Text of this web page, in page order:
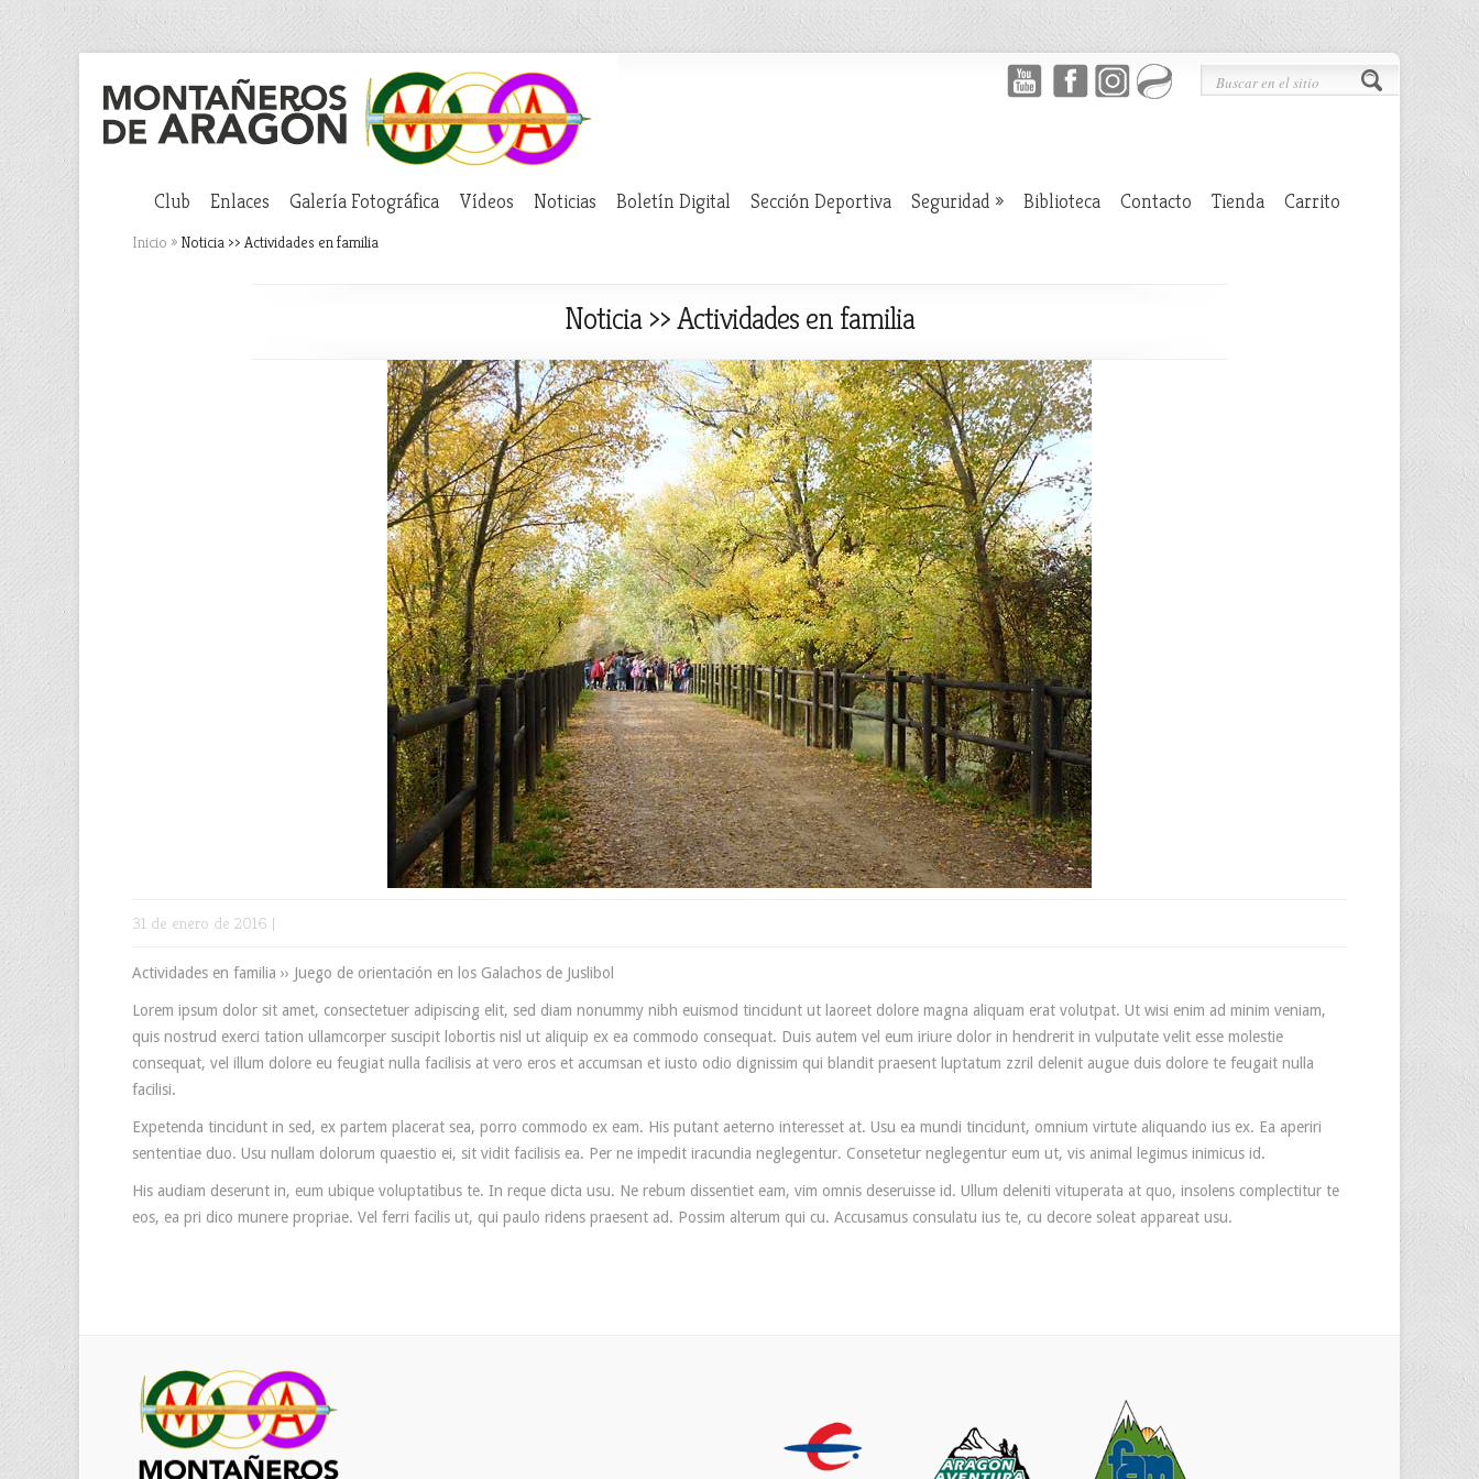
Club Enlaces Galería Fotográfica Vídeos Noticias Boletín Digital Sección Deportiva Seguridad » Biblioteca Contacto Tienda Carrito
Inicio » Noticia ›› Actividades en familia
Noticia ›› Actividades en familia
31 de enero de 2016 |
Actividades en familia ›› Juego de orientación en los Galachos de Juslibol
Lorem ipsum dolor sit amet, consectetuer adipiscing elit, sed diam nonummy nibh euismod tincidunt ut laoreet dolore magna aliquam erat volutpat. Ut wisi enim ad minim veniam,
quis nostrud exerci tation ullamcorper suscipit lobortis nisl ut aliquip ex ea commodo consequat. Duis autem vel eum iriure dolor in hendrerit in vulputate velit esse molestie
consequat, vel illum dolore eu feugiat nulla facilisis at vero eros et accumsan et iusto odio dignissim qui blandit praesent luptatum zzril delenit augue duis dolore te feugait nulla
facilisi.
Expetenda tincidunt in sed, ex partem placerat sea, porro commodo ex eam. His putant aeterno interesset at. Usu ea mundi tincidunt, omnium virtute aliquando ius ex. Ea aperiri
sententiae duo. Usu nullam dolorum quaestio ei, sit vidit facilisis ea. Per ne impedit iracundia neglegentur. Consetetur neglegentur eum ut, vis animal legimus inimicus id.
His audiam deserunt in, eum ubique voluptatibus te. In reque dicta usu. Ne rebum dissentiet eam, vim omnis deseruisse id. Ullum deleniti vituperata at quo, insolens complectitur te
eos, ea pri dico munere propriae. Vel ferri facilis ut, qui paulo ridens praesent ad. Possim alterum qui cu. Accusamus consulatu ius te, cu decore soleat appareat usu.